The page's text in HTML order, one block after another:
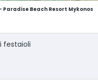
Beach Resort Mykonos
festaioli